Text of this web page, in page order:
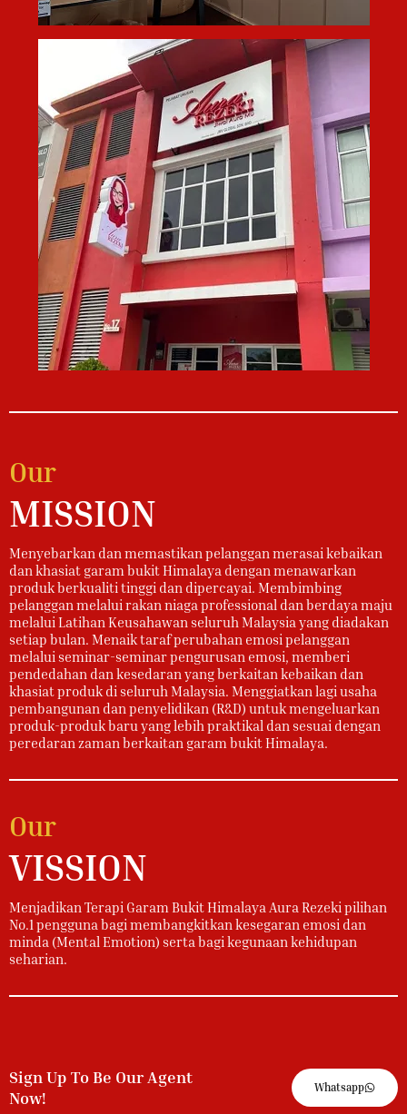
Our
MISSION
Menyebarkan dan memastikan pelanggan merasai kebaikan
dan khasiat garam bukit Himalaya dengan menawarkan
produk berkualiti tinggi dan dipercayai. Membimbing
pelanggan melalui rakan niaga professional dan berdaya maju
melalui Latihan Keusahawan seluruh Malaysia yang diadakan
setiap bulan. Menaik taraf perubahan emosi pelanggan
melalui seminar-seminar pengurusan emosi, memberi
pendedahan dan kesedaran yang berkaitan kebaikan dan
khasiat produk di seluruh Malaysia. Menggiatkan lagi usaha
pembangunan dan penyelidikan (R&D) untuk mengeluarkan
produk-produk baru yang lebih praktikal dan sesuai dengan
peredaran zaman berkaitan garam bukit Himalaya.
Our
VISSION
Menjadikan Terapi Garam Bukit Himalaya Aura Rezeki pilihan
No.1 pengguna bagi membangkitkan kesegaran emosi dan
minda (Mental Emotion) serta bagi kegunaan kehidupan
seharian.
Sign Up To Be Our Agent
Now!
Whatsapp